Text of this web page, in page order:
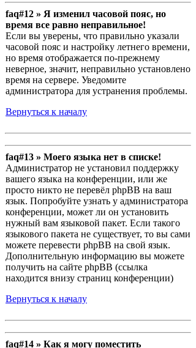
faq#12 » Я изменил часовой пояс, но
время все равно неправильное!
Если вы уверены, что правильно указали
часовой пояс и настройку летнего времени,
но время отображается по-прежнему
неверное, значит, неправильно установлено
время на сервере. Уведомите
администратора для устранения проблемы.
Вернуться к началу
faq#13 » Моего языка нет в списке!
Администратор не установил поддержку
вашего языка на конференции, или же
просто никто не перевёл phpBB на ваш
язык. Попробуйте узнать у администратора
конференции, может ли он установить
нужный вам языковой пакет. Если такого
языкового пакета не существует, то вы сами
можете перевести phpBB на свой язык.
Дополнительную информацию вы можете
получить на сайте phpBB (ссылка
находится внизу страниц конференции)
Вернуться к началу
faq#14 » Как я могу поместить